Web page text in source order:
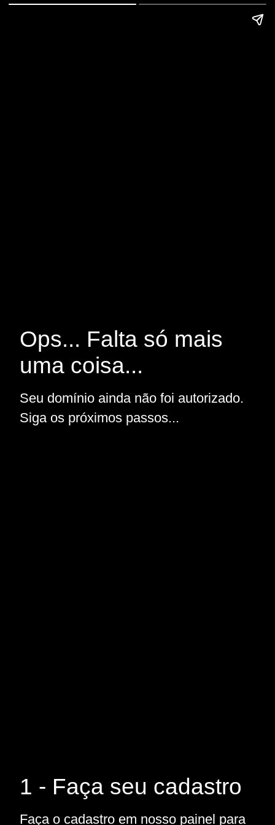
Ops... Falta só mais
uma coisa...
Seu domínio ainda não foi autorizado.
Siga os próximos passos...
1 - Faça seu cadastro
Faça o cadastro em nosso painel para